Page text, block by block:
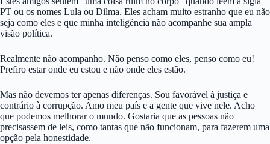
PT ou os nomes Lula ou Dilma. Eles acham muito estranho que eu não
seja como eles e que minha inteligência não acompanhe sua ampla
visão política.
Realmente não acompanho. Não penso como eles, penso como eu!
Prefiro estar onde eu estou e não onde eles estão.
Mas não devemos ter apenas diferenças. Sou favorável à justiça e
contrário à corrupção. Amo meu país e a gente que vive nele. Acho
que podemos melhorar o mundo. Gostaria que as pessoas não
precisassem de leis, como tantas que não funcionam, para fazerem uma
opção pela honestidade.